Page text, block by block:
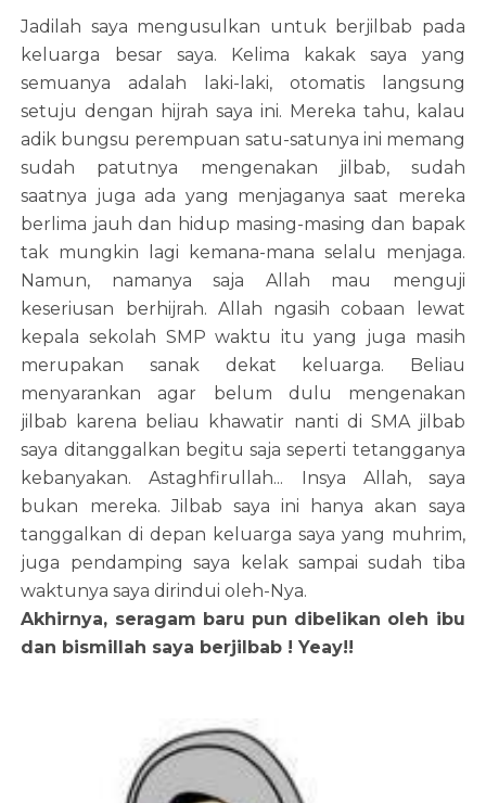
Jadilah saya mengusulkan untuk berjilbab pada
keluarga besar saya. Kelima kakak saya yang
semuanya adalah laki-laki, otomatis langsung
setuju dengan hijrah saya ini. Mereka tahu, kalau
adik bungsu perempuan satu-satunya ini memang
sudah patutnya mengenakan jilbab, sudah
saatnya juga ada yang menjaganya saat mereka
berlima jauh dan hidup masing-masing dan bapak
tak mungkin lagi kemana-mana selalu menjaga.
Namun, namanya saja Allah mau menguji
keseriusan berhijrah. Allah ngasih cobaan lewat
kepala sekolah SMP waktu itu yang juga masih
merupakan sanak dekat keluarga. Beliau
menyarankan agar belum dulu mengenakan
jilbab karena beliau khawatir nanti di SMA jilbab
saya ditanggalkan begitu saja seperti tetangganya
kebanyakan. Astaghfirullah... Insya Allah, saya
bukan mereka. Jilbab saya ini hanya akan saya
tanggalkan di depan keluarga saya yang muhrim,
juga pendamping saya kelak sampai sudah tiba
waktunya saya dirindui oleh-Nya.
Akhirnya, seragam baru pun dibelikan oleh ibu
dan bismillah saya berjilbab ! Yeay!!